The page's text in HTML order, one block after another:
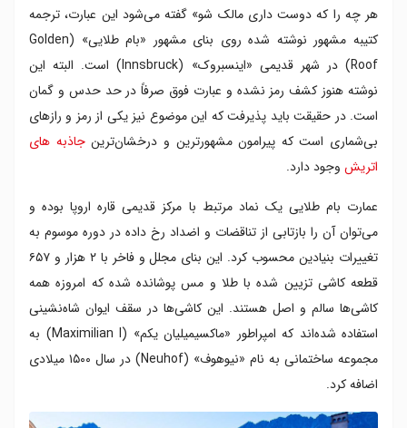
داستان های مرتبط با عمارت بام طلایی
هر چه را که دوست داری مالک شو» گفته می‌شود این عبارت، ترجمه
کتیبه مشهور نوشته‌ شده روی بنای مشهور «بام طلایی» (Golden
Roof) در شهر قدیمی «اینسبروک» (Innsbruck) است. البته این
نوشته هنوز کشف رمز نشده و عبارت فوق صرفاً در حد حدس و گمان
است. در حقیقت باید پذیرفت که این موضوع نیز یکی از رمز و رازهای
بی‌شماری است که پیرامون مشهورترین و درخشان‌ترینجاذبه های
اتریش وجود دارد.
عمارت بام طلایی یک نماد مرتبط با مرکز قدیمی قاره اروپا بوده و
می‌توان آن را بازتابی از تناقضات و اضداد رخ‌ داده در دوره موسوم به
تغییرات بنیادین محسوب کرد. این بنای مجلل و فاخر با ۲ هزار و ۶۵۷
قطعه کاشی تزیین شده با طلا و مس پوشانده شده که امروزه همه
کاشی‌ها سالم و اصل هستند. این کاشی‌ها در سقف ایوان شاه‌نشینی
استفاده‌ شده‌اند که امپراطور «ماکسیمیلیان یکم» (Maximilian I) به
مجموعه ساختمانی به نام «نیوهوف» (Neuhof) در سال ۱۵۰۰ میلادی
اضافه کرد.